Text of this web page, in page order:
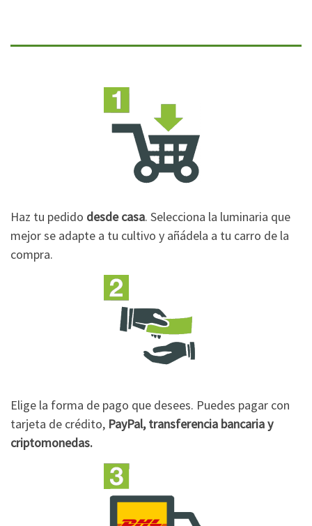
Haz tu pedido desde casa. Selecciona la luminaria que
mejor se adapte a tu cultivo y añádela a tu carro de la
compra.
Elige la forma de pago que desees. Puedes pagar con
tarjeta de crédito, PayPal, transferencia bancaria y
criptomonedas.